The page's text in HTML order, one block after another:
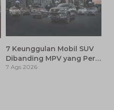
7 Keunggulan Mobil SUV
Dibanding MPV yang Perlu
Anda Ketahui
7 Ags 2026